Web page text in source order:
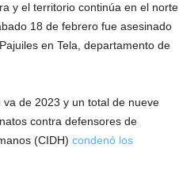
y el territorio continúa en el norte
18 de febrero fue asesinado
en Tela, departamento de
de 2023 y un total de nueve
contra defensores de
(CIDH) condenó los